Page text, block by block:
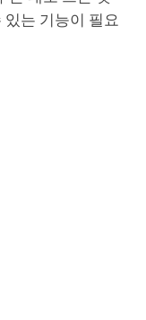
있는 기능이 필요